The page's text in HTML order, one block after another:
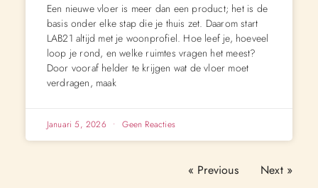
Een nieuwe vloer is meer dan een product; het is de
basis onder elke stap die je thuis zet. Daarom start
LAB21 altijd met je woonprofiel. Hoe leef je, hoeveel
loop je rond, en welke ruimtes vragen het meest?
Door vooraf helder te krijgen wat de vloer moet
verdragen, maak
Januari 5, 2026 Geen Reacties
« Previous Next »